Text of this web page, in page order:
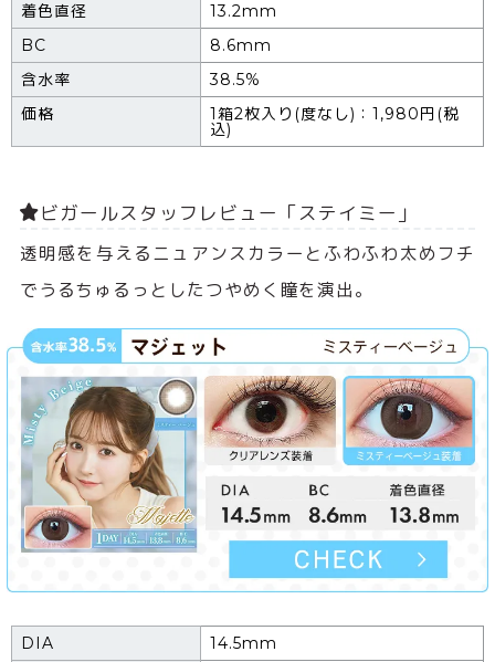
着色直径
13.2mm
BC
8.6mm
含水率
38.5%
価格
1箱2枚入り(度なし)：1,980円(税
込)
ビガールスタッフレビュー「ステイミー」
透明感を与えるニュアンスカラーとふわふわ太めフチ
でうるちゅるっとしたつやめく瞳を演出。
DIA 14.5mm